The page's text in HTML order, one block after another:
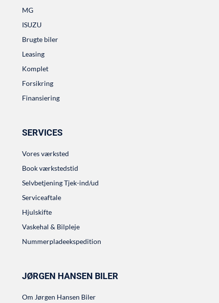
MG
ISUZU
Brugte biler
Leasing
Komplet
Forsikring
Finansiering
SERVICES
Vores værksted
Book værkstedstid
Selvbetjening Tjek-ind/ud
Serviceaftale
Hjulskifte
Vaskehal & Bilpleje
Nummerpladeekspedition
JØRGEN HANSEN BILER
Om Jørgen Hansen Biler